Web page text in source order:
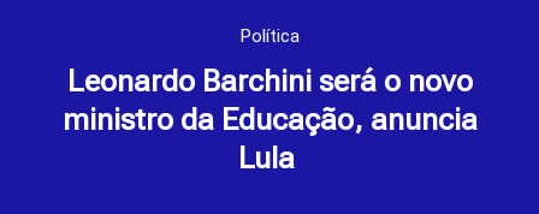
Política
Leonardo Barchini será o novo
ministro da Educação, anuncia
Lula